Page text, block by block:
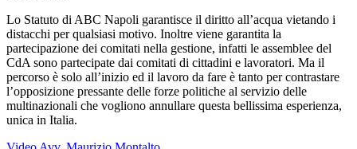
Lo Statuto di ABC Napoli garantisce il diritto all’acqua vietando i
distacchi per qualsiasi motivo. Inoltre viene garantita la
partecipazione dei comitati nella gestione, infatti le assemblee del
CdA sono partecipate dai comitati di cittadini e lavoratori. Ma il
percorso è solo all’inizio ed il lavoro da fare è tanto per contrastare
l’opposizione pressante delle forze politiche al servizio delle
multinazionali che vogliono annullare questa bellissima esperienza,
unica in Italia.